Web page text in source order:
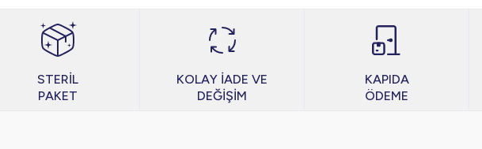
STERİL
PAKET
KOLAY İADE VE
DEĞİŞİM
KAPIDA
ÖDEME